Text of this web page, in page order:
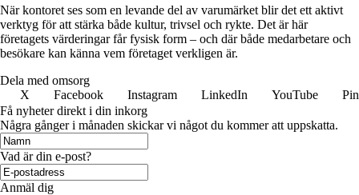
När kontoret ses som en levande del av varumärket blir det ett aktivt
verktyg för att stärka både kultur, trivsel och rykte. Det är här
företagets värderingar får fysisk form – och där både medarbetare och
besökare kan känna vem företaget verkligen är.
Dela med omsorg
X
Facebook Instagram LinkedIn YouTube
Få nyheter direkt i din inkorg
Några gånger i månaden skickar vi något du kommer att uppskatta.
Vad är din e-post?
Anmäl dig